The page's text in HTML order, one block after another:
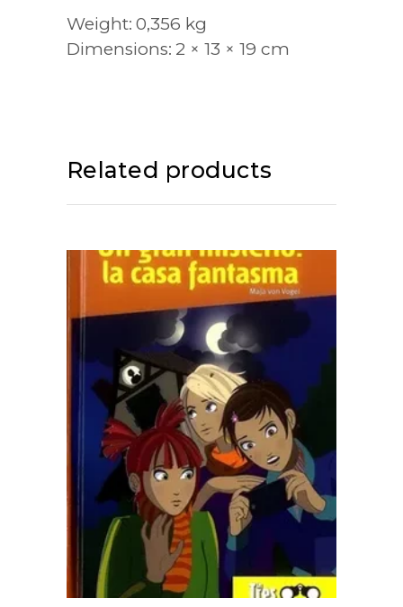
Weight 0,356 kg
Dimensions 2 × 13 × 19 cm
Related products
ADD TO CART